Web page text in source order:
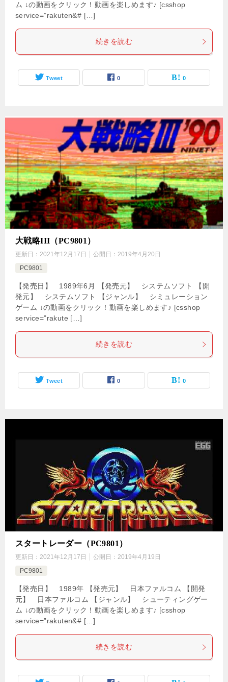
ム ↓の動画をクリック！動画を楽しめます♪ [csshop
service=”rakuten&# […]
続きを読む
Tweet 0 0
大戦略III（PC9801）
更新日： 2021年12月17日 公開日： 2019年4月20日
PC9801
【発売日】 1989年6月 【発売元】 システムソフト 【開
発元】 システムソフト 【ジャンル】 シミュレーション
ゲーム ↓の動画をクリック！動画を楽しめます♪ [csshop
service=”rakute […]
続きを読む
Tweet 0 0
スタートレーダー（PC9801）
更新日： 2021年12月17日 公開日： 2019年4月19日
PC9801
【発売日】 1989年 【発売元】 日本ファルコム 【開発
元】 日本ファルコム 【ジャンル】 シューティングゲー
ム ↓の動画をクリック！動画を楽しめます♪ [csshop
service=”rakuten&# […]
続きを読む